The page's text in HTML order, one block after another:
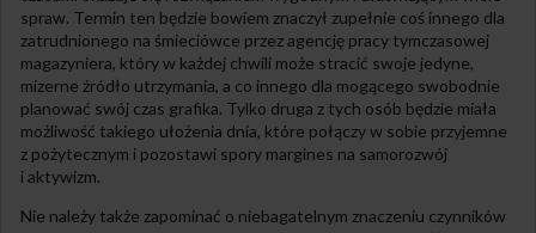
spraw. Termin ten będzie bowiem znaczył zupełnie coś innego dla
zatrudnionego na śmieciówce przez agencję pracy tymczasowej
magazyniera, który w każdej chwili może stracić swoje jedyne,
mizerne źródło utrzymania, a co innego dla mogącego swobodnie
planować swój czas grafika. Tylko druga z tych osób będzie miała
możliwość takiego ułożenia dnia, które połączy w sobie przyjemne
z pożytecznym i pozostawi spory margines na samorozwój
i aktywizm.
Nie należy także zapominać o niebagatelnym znaczeniu czynników